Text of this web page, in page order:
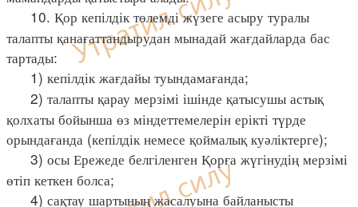
10. Қор кепілдік төлемді жүзеге асыру туралы
талапты қанағаттандырудан мынадай жағдайларда бас
тартады:
1) кепілдік жағдайы туындамағанда;
2) талапты қарау мерзімі ішінде қатысушы астық
қолхаты бойынша өз міндеттемелерін ерікті түрде
орындағанда (кепілдік немесе қоймалық куәліктерге);
3) осы Ережеде белгіленген Қорға жүгінудің мерзімі
өтіп кеткен болса;
4) сақтау шартының жасалуына байланысты